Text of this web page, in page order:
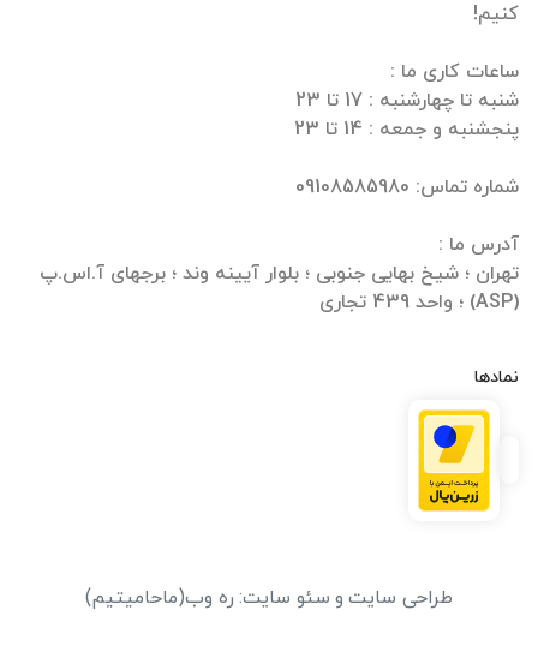
تهران ؛ شیخ بهایی جنوبی ؛ بلوار آیینه وند ؛ برجهای آ.اس.پ
(ASP) ؛ واحد 439 تجاری
نمادها
طراحی سایت و سئو سایت: ره وب(ماحامیتیم)